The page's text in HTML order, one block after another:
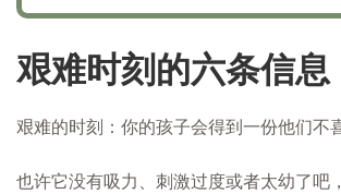
艰难时刻的六条信息
艰难的时刻：你的孩子会得到一份他们不
也许它没有吸力、刺激过度或者太幼了吧